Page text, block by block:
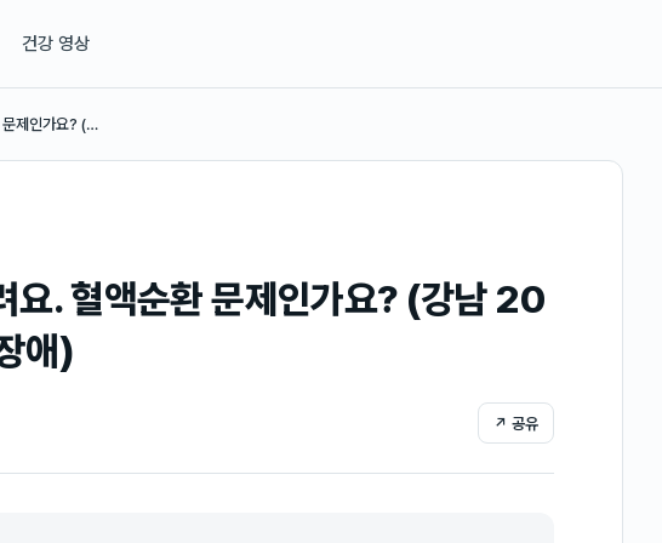
건강 영상
문제인가요? (…
요. 혈액순환 문제인가요? (강남 20
애)
↗ 공유